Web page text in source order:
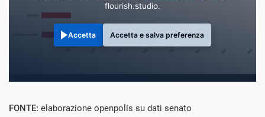
flourish.studio.
Accetta Accetta e salva preferenza
FONTE: elaborazione openpolis su dati senato